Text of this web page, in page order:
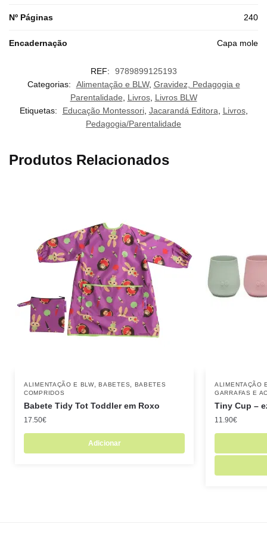
Nº Páginas 240
Encadernação Capa mole
REF:
9789899125193
Categorias:
Alimentação e BLW, Gravidez, Pedagogia e
Parentalidade, Livros, Livros BLW
Etiquetas:
Educação Montessori, Jacarandá Editora, Livros,
Pedagogia/Parentalidade
Produtos Relacionados
ALIMENTAÇÃO E BLW,BABETES
BABETES
COMPRIDOS
Babete Tidy Tot Toddler em Roxo
17.50€
Adicionar
ALIMENTAÇÃO
GARRAFAS E
Tiny Cup –
11.90€